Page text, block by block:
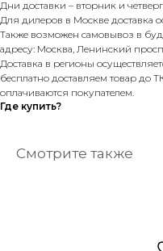
Дни доставки – вторник и
Для дилеров в Москве доставка
Также возможен самовывоз в
адресу: Москва, Ленинский
Доставка в регионы
бесплатно доставляем товар до
оплачиваются покупателем.
Где купить?
Смотрите также